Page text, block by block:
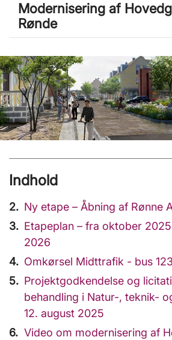
Modernisering af
Rønde
Indhold
Ny etape – Åbning af Rønne
Etapeplan – fra oktober 2025 til udgangen af
2026
Omkørsel Midttrafik - bus
Projektgodkendelse og licitationsresultat -
behandling i Natur-, teknik-
12. august 2025
Video om modernisering af